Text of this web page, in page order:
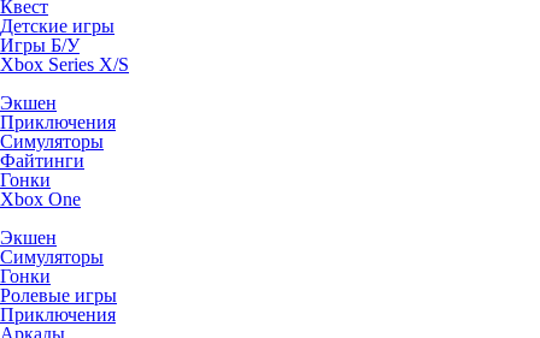
Квест
Детские игры
Игры Б/У
Xbox Series X/S
Экшен
Приключения
Симуляторы
Файтинги
Гонки
Xbox One
Экшен
Симуляторы
Гонки
Ролевые игры
Приключения
Аркады